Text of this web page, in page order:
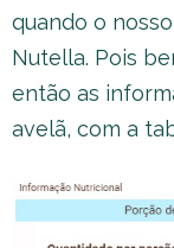
quando o
Nutella. Pois
então as
avelã, com a